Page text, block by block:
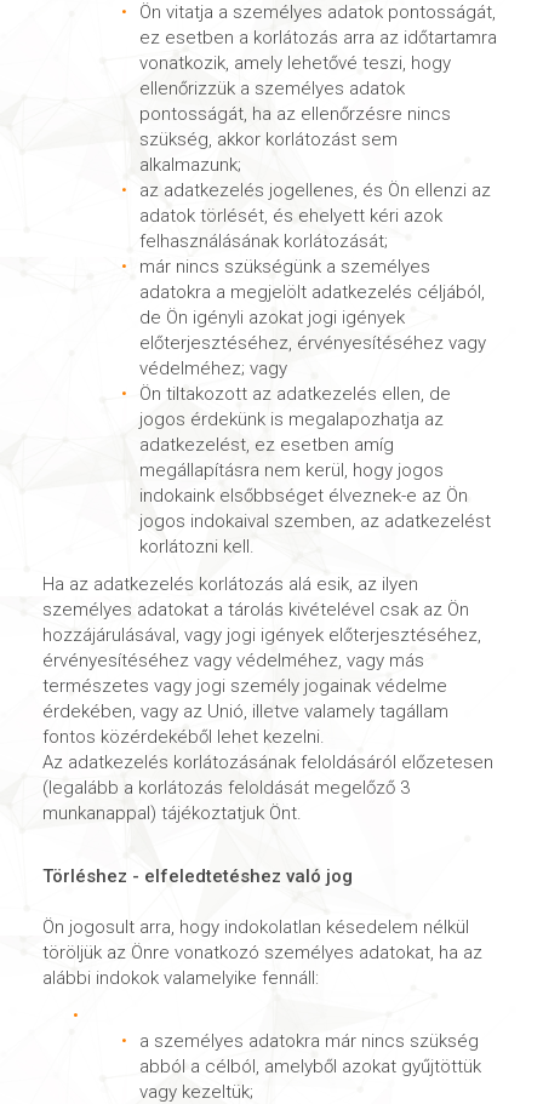
Ön vitatja a személyes adatok pontosságát,
ez esetben a korlátozás arra az időtartamra
vonatkozik, amely lehetővé teszi, hogy
ellenőrizzük a személyes adatok
pontosságát, ha az ellenőrzésre nincs
szükség, akkor korlátozást sem
alkalmazunk;
az adatkezelés jogellenes, és Ön ellenzi az
adatok törlését, és ehelyett kéri azok
felhasználásának korlátozását;
már nincs szükségünk a személyes
adatokra a megjelölt adatkezelés céljából,
de Ön igényli azokat jogi igények
előterjesztéséhez, érvényesítéséhez vagy
védelméhez; vagy
Ön tiltakozott az adatkezelés ellen, de
jogos érdekünk is megalapozhatja az
adatkezelést, ez esetben amíg
megállapításra nem kerül, hogy jogos
indokaink elsőbbséget élveznek-e az Ön
jogos indokaival szemben, az adatkezelést
korlátozni kell.
Ha az adatkezelés korlátozás alá esik, az ilyen
személyes adatokat a tárolás kivételével csak az Ön
hozzájárulásával, vagy jogi igények előterjesztéséhez,
érvényesítéséhez vagy védelméhez, vagy más
természetes vagy jogi személy jogainak védelme
érdekében, vagy az Unió, illetve valamely tagállam
fontos közérdekéből lehet kezelni.
Az adatkezelés korlátozásának feloldásáról előzetesen
(legalább a korlátozás feloldását megelőző 3
munkanappal) tájékoztatjuk Önt.
Törléshez - elfeledtetéshez való jog
Ön jogosult arra, hogy indokolatlan késedelem nélkül
töröljük az Önre vonatkozó személyes adatokat, ha az
alábbi indokok valamelyike fennáll:
a személyes adatokra már nincs szükség
abból a célból, amelyből azokat gyűjtöttük
vagy kezeltük;